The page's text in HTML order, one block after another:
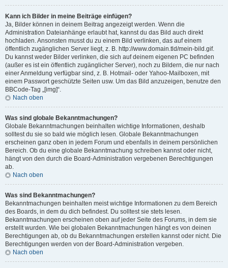
Kann ich Bilder in meine Beiträge einfügen?
Ja, Bilder können in deinem Beitrag angezeigt werden. Wenn die
Administration Dateianhänge erlaubt hat, kannst du das Bild auch direkt
hochladen. Ansonsten musst du zu einem Bild verlinken, das auf einem
öffentlich zugänglichen Server liegt, z. B. http://www.domain.tld/mein-bild.gif.
Du kannst weder Bilder verlinken, die sich auf deinem eigenen PC befinden
(außer es ist ein öffentlich zugänglicher Server), noch zu Bildern, die nur nach
einer Anmeldung verfügbar sind, z. B. Hotmail- oder Yahoo-Mailboxen, mit
einem Passwort geschützte Seiten usw. Um das Bild anzuzeigen, benutze den
BBCode-Tag „[img]“.
Nach oben
Was sind globale Bekanntmachungen?
Globale Bekanntmachungen beinhalten wichtige Informationen, deshalb
solltest du sie so bald wie möglich lesen. Globale Bekanntmachungen
erscheinen ganz oben in jedem Forum und ebenfalls in deinem persönlichen
Bereich. Ob du eine globale Bekanntmachung schreiben kannst oder nicht,
hängt von den durch die Board-Administration vergebenen Berechtigungen
ab.
Nach oben
Was sind Bekanntmachungen?
Bekanntmachungen beinhalten meist wichtige Informationen zu dem Bereich
des Boards, in dem du dich befindest. Du solltest sie stets lesen.
Bekanntmachungen erscheinen oben auf jeder Seite des Forums, in dem sie
erstellt wurden. Wie bei globalen Bekanntmachungen hängt es von deinen
Berechtigungen ab, ob du Bekanntmachungen erstellen kannst oder nicht. Die
Berechtigungen werden von der Board-Administration vergeben.
Nach oben